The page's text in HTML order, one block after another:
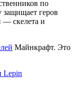
по
геров
— скелета и
Майнкрафт. Это
Lepin